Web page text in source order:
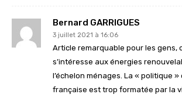
Bernard GARRIGUES
3 juillet 2021 à 16:06
Article remarquable pour les gens,
s’intéresse aux énergies
l’échelon ménages. La « politique
française est trop formatée par la